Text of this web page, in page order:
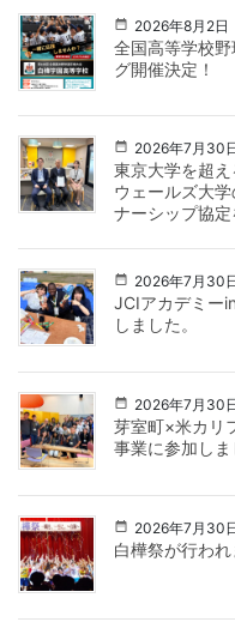
2026年8月2日
全国高等学校
グ開催決定！
2026年7月30
東京大学を超
ウェールズ大
ナーシップ協定
2026年7月30
JCIアカデミー
しました。
2026年7月30
芽室町×米カリ
事業に参加しま
2026年7月30
白樺祭が行われ